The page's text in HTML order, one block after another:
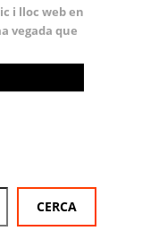
i lloc web en
vegada que
CERCA